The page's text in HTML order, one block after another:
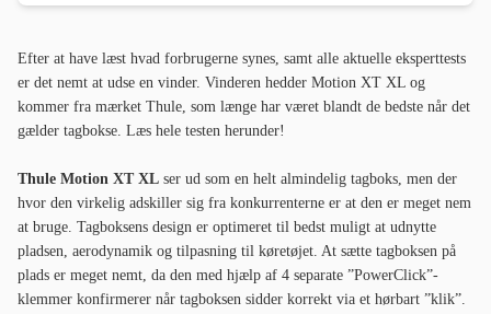
Efter at have læst hvad forbrugerne synes, samt alle aktuelle eksperttests
er det nemt at udse en vinder. Vinderen hedder Motion XT XL og
kommer fra mærket Thule, som længe har været blandt de bedste når det
gælder tagbokse. Læs hele testen herunder!
Thule Motion XT XL ser ud som en helt almindelig tagboks, men der
hvor den virkelig adskiller sig fra konkurrenterne er at den er meget nem
at bruge. Tagboksens design er optimeret til bedst muligt at udnytte
pladsen, aerodynamik og tilpasning til køretøjet. At sætte tagboksen på
plads er meget nemt, da den med hjælp af 4 separate ”PowerClick”-
klemmer konfirmerer når tagboksen sidder korrekt via et hørbart ”klik”.